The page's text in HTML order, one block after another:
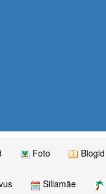
Foto Blogid
Sillamäe